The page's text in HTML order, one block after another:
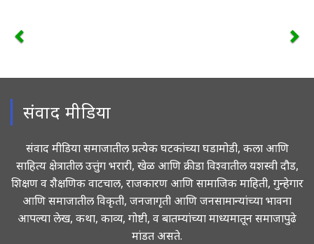
संवाद मीडिया
संवाद मीडिया समाजातील प्रत्येक घटकांच्या घडामोडी, कला आणि
साहित्य क्षेत्रातील उत्तुंग भरारी, खेळ आणि क्रीडा विश्वातील यशस्वी दौड,
शिक्षण व शैक्षणिक वाटचाल, राजकारण आणि सामाजिक माहिती, गुन्हेगार
आणि समाजातील विकृती, जनजागृती आणि जनसामान्यांच्या भावना
आपल्या लेख, कथा, काव्य, गोष्टी, व बातम्यांच्या माध्यमातून समाजापुढे
मांडत असते.